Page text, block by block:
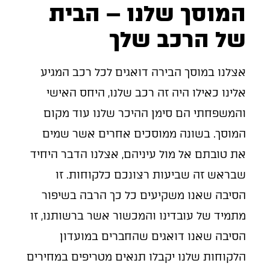
המוסך שלנו – הבית
של הרכב שלך
אצלנו במוסך הבירה דואגים לכל רכב המגיע
אלינו כאילו היה זה רכב שלנו, היחס האישי
והמשפחתי הם סימן ההיכר שלנו עוד מקום
המוסך. בשונה ממוסכים אחרים אשר שמים
את טובתם אל מול עיניהם, אצלנו הדבר היחיד
שבראש זה שביעות רצונכם כלקוחות. זו
הסיבה שאנו משקיעים כל כך הרבה בשיפור
מתמיד של עובדינו והמכשור אשר ברשותנו, זו
הסיבה שאנו דואגים שהחברים במועדון
הלקוחות שלנו יקבלו תנאים מטריפים במחירים